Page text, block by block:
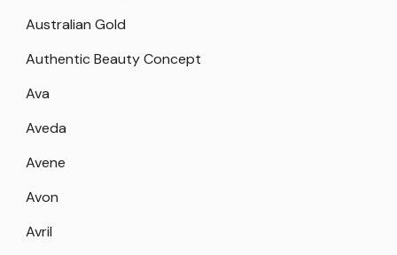
Australian Gold
Authentic Beauty Concept
Ava
Aveda
Avene
Avon
Avril